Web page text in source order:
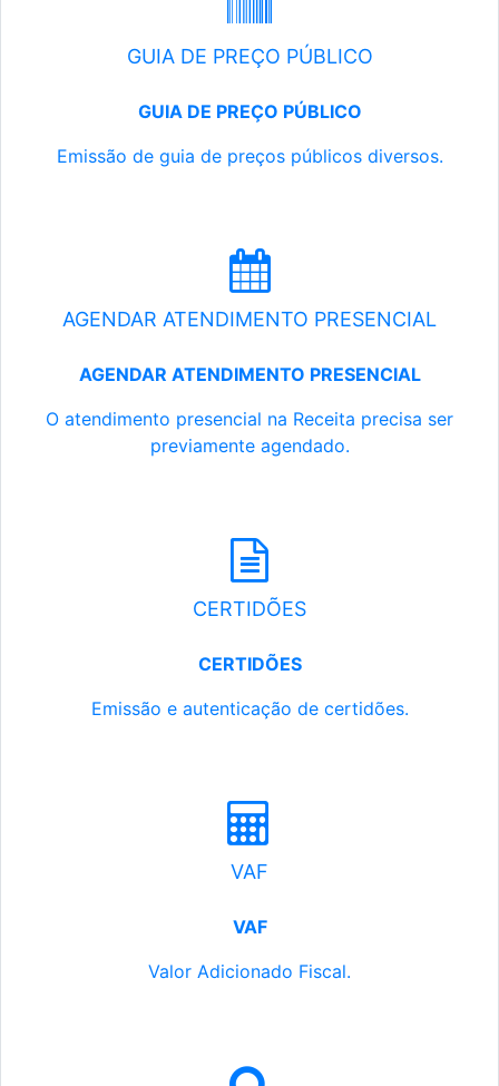
GUIA DE PREÇO PÚBLICO
GUIA DE PREÇO PÚBLICO
Emissão de guia de preços públicos diversos.
AGENDAR ATENDIMENTO PRESENCIAL
AGENDAR ATENDIMENTO PRESENCIAL
O atendimento presencial na Receita precisa ser
previamente agendado.
CERTIDÕES
CERTIDÕES
Emissão e autenticação de certidões.
VAF
VAF
Valor Adicionado Fiscal.